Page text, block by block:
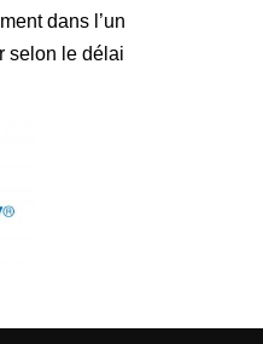
dans l’un
selon le délai